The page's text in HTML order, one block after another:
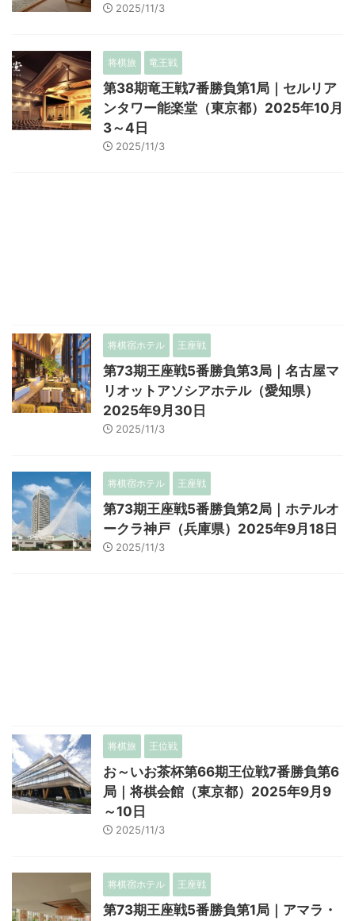
2025/11/3
将棋旅 竜王戦
第38期竜王戦7番勝負第1局｜セルリア
ンタワー能楽堂（東京都）2025年10月
3～4日
2025/11/3
将棋宿ホテル 王座戦
第73期王座戦5番勝負第3局｜名古屋マ
リオットアソシアホテル（愛知県）
2025年9月30日
2025/11/3
将棋宿ホテル 王座戦
第73期王座戦5番勝負第2局｜ホテルオ
ークラ神戸（兵庫県）2025年9月18日
2025/11/3
将棋旅 王位戦
お～いお茶杯第66期王位戦7番勝負第6
局｜将棋会館（東京都）2025年9月9
～10日
2025/11/3
将棋宿ホテル 王座戦
第73期王座戦5番勝負第1局｜アマラ・